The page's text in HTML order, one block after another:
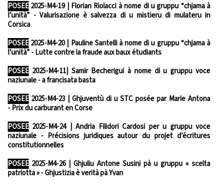
POSEE 2025-M4-19 | Florian Riolacci à nome di u gruppu “chjama à
l’unità” - Valurisazione è salvezza di u mistieru di mulateru in
Corsica
POSEE 2025-M4-20 | Pauline Santelli à nome di u gruppu “chjama à
l’unità” - Lutte contre la fraude aux baux étudiants
POSEE 2025-M4-11| Samir Becherigui à nome di u gruppu voce
naziunale - a francisata basta
POSEE 2025-M4-23 | Ghjuventù di u STC posée par Marie Antona
- Prix du carburant en Corse
POSEE 2025-M4-24 | Andria Filidori Cardosi per u gruppu voce
naziunale - Précisions juridiques autour du projet d’écritures
constitutionnelles
POSEE 2025-M4-26 | Ghjuliu Antone Susini pà u gruppu « scelta
patriotta » - Ghjustizia è verità pà Yvan